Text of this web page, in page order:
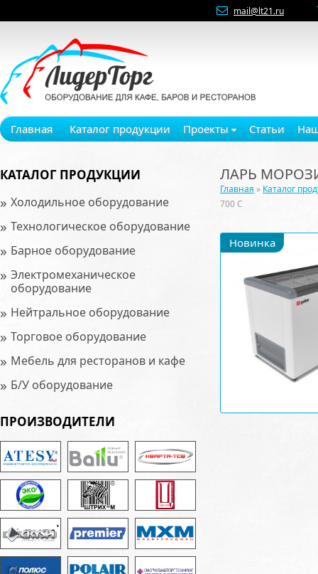
mail@lt21.ru
Главная Каталог продукции Проекты Статьи
КАТАЛОГ ПРОДУКЦИИ
» Холодильное оборудование
» Технологическое оборудование
» Барное оборудование
» Электромеханическое
оборудование
» Нейтральное оборудование
» Торговое оборудование
» Мебель для ресторанов и кафе
» Б/У оборудование
ПРОИЗВОДИТЕЛИ
ЛАРЬ
Главная » Каталог
700 C
Новинка